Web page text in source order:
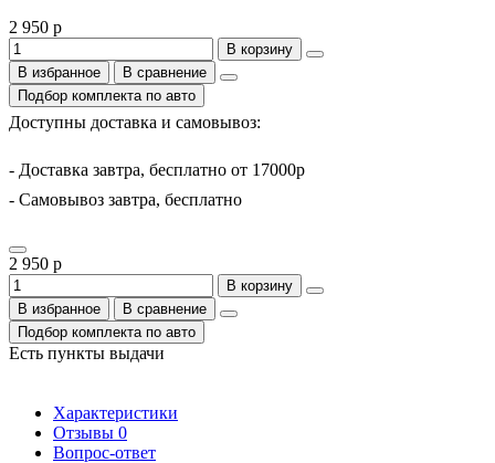
2 950 р
В корзину
В избранное
В сравнение
Подбор комплекта по авто
Доступны доставка и самовывоз:
- Доставка завтра, бесплатно от 17000р
- Самовывоз завтра, бесплатно
2 950 р
В корзину
В избранное
В сравнение
Подбор комплекта по авто
Есть пункты выдачи
Характеристики
Отзывы 0
Вопрос-ответ